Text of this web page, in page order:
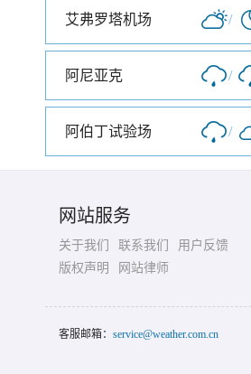
艾弗罗塔机场 /
阿尼亚克 /
阿伯丁试验场 /
网站服务
关于我们 联系我们
用户反馈
版权声明
网站律师
客服邮箱： service@weather.com.cn